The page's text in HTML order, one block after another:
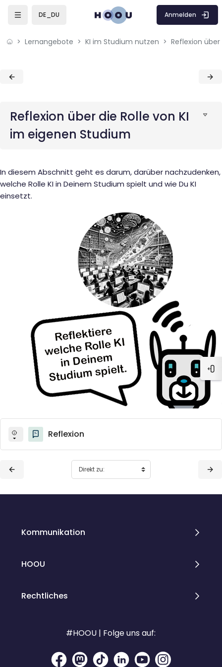
Skip to sidebar navigation menu
Skip to mobile navigation menu
Skip to sidebar hidden blocks
DE_DU Anmelden
Lernangebote KI im Studium nutzen
Blöcke
Blöcke
Reflexion über die Rolle von KI
im eigenen Studium
In diesem Abschnitt geht es darum, darüber nachzudenken,
welche Rolle KI in Deinem Studium spielt und wie Du KI
einsetzt.
Reflexion
Kommunikation
HOOU
Rechtliches
#HOOU | Folge uns auf: